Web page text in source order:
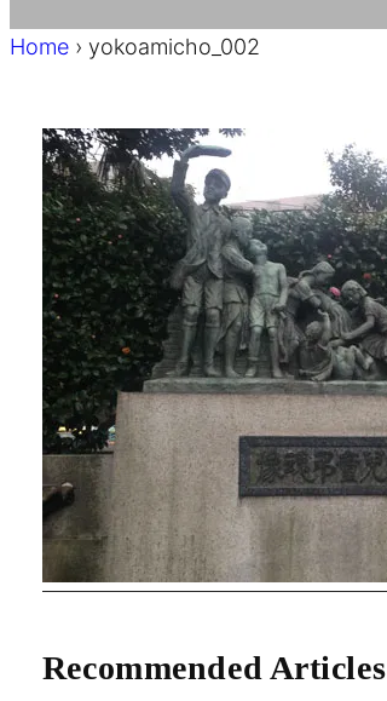
Home › yokoamicho_002
Recommended Articles